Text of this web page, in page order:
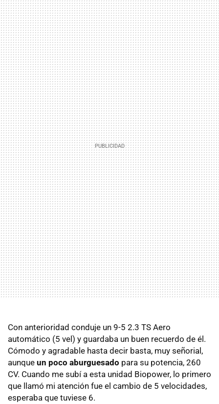
Con anterioridad conduje un 9-5 2.3 TS Aero
automático (5 vel) y guardaba un buen recuerdo de él.
Cómodo y agradable hasta decir basta, muy señorial,
aunque un poco aburguesado para su potencia, 260
CV. Cuando me subí a esta unidad Biopower, lo primero
que llamó mi atención fue el cambio de 5 velocidades,
esperaba que tuviese 6.